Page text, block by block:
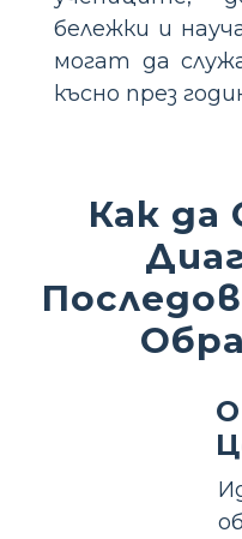
бележки и
могат да
късно през
Как да